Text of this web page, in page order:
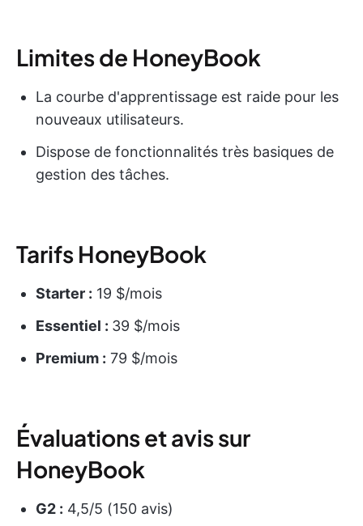
Limites de HoneyBook
La courbe d'apprentissage est raide pour les
nouveaux utilisateurs.
Dispose de fonctionnalités très basiques de
gestion des tâches.
Tarifs HoneyBook
Starter : 19 $/mois
Essentiel : 39 $/mois
Premium : 79 $/mois
Évaluations et avis sur
HoneyBook
G2 : 4,5/5 (150 avis)